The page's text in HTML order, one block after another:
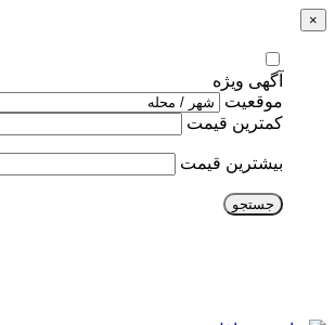
×
آگهی ویژه
موقعیت
کمترین قیمت
بیشترین قیمت
جستجو